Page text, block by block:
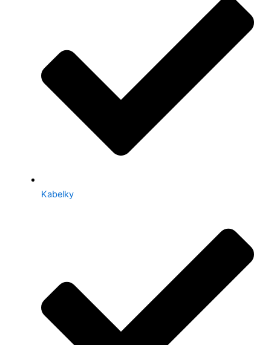
Kabelky